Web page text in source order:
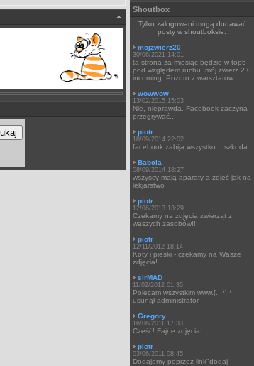
Shoutbox
Tylko zalogowani mogą dodawać
posty w shoutboksie.
mojzwierz20
30/06/2021 14:01
ta strona za miesiąc będzie w top5
pod względem ruchu. mój zwierz 2.0
incoming. Pozdro z warsztatów
wowwow
13/02/2015 15:03
Nie, nieprawda. Facebook zaczyna
przegrywać...
piotr
18/09/2014 22:02
facebook zabija wszystko... szkoda
Babcia
08/09/2014 18:27
wszyscy mają aparaty a zdjęć jak na
lekjarstwo
piotr
12/06/2013 13:29
Czekamy na zdjęcia zwierząt z
waszych zasobów!!!
piotr
12/11/2012 18:14
Koty i pieski - czekamy na Wasze
zdjęcia!
sirMAD
11/02/2012 01:35
Polecam wszystkim www.[...*] *
usunął administrator
Gregory
16/06/2011 17:33
Cześć! Fajne zdjęcia!
piotr
03/06/2011 08:45
Dodajemy poprzez link"dodaj